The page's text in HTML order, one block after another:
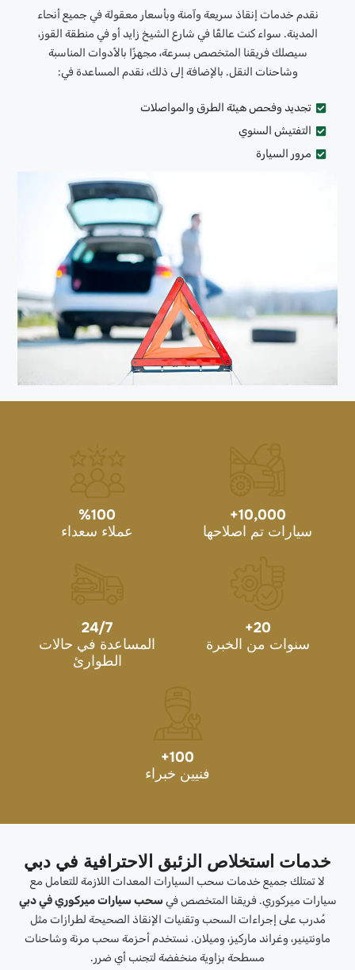
نقدم خدمات إنقاذ سريعة وآمنة وبأسعار معقولة في جميع أنحاء
المدينة. سواء كنت عالقًا في شارع الشيخ زايد أو في منطقة القوز،
سيصلك فريقنا المتخصص بسرعة، مجهزًا بالأدوات المناسبة
وشاحنات النقل. بالإضافة إلى ذلك، نقدم المساعدة في:
تجديد وفحص هيئة الطرق والمواصلات
التفتيش السنوي
مرور السيارة
10,000
+
سيارات تم اصلاحها
100
%
عملاء سعداء
20
+
سنوات من الخبرة
24/7
المساعدة في حالات
الطوارئ
100
+
فنيين خبراء
خدمات استخلاص الزئبق الاحترافية في دبي
لا تمتلك جميع خدمات سحب السيارات المعدات اللازمة للتعامل مع
سيارات ميركوري. فريقنا المتخصص في سحب سيارات ميركوري في دبي
مُدرب على إجراءات السحب وتقنيات الإنقاذ الصحيحة لطرازات مثل
ماونتينير، وغراند ماركيز، وميلان. نستخدم أحزمة سحب مرنة وشاحنات
مسطحة بزاوية منخفضة لتجنب أي ضرر.